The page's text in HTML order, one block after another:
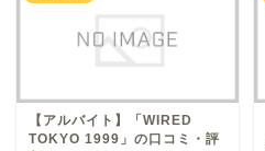
【アルバイト】「WIRED
TOKYO 1999」の口コミ・評